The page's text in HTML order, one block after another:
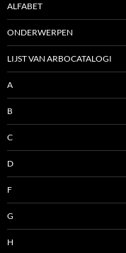
ALFABET
ONDERWERPEN
LIJST VAN ARBOCATALOGI
A
B
C
D
F
G
H